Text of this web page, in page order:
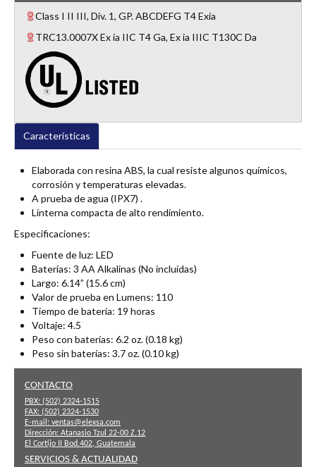
Class I II III, Div. 1, GP. ABCDEFG T4 Exia
TRC13.0007X Ex ia IIC T4 Ga, Ex ia IIIC T130C Da
Características
Elaborada con resina ABS, la cual resiste algunos químicos,
corrosión y temperaturas elevadas.
A prueba de agua (IPX7) .
Linterna compacta de alto rendimiento.
Especificaciones:
Fuente de luz: LED
Baterías: 3 AA Alkalinas (No incluídas)
Largo: 6.14” (15.6 cm)
Valor de prueba en Lumens: 110
Tiempo de batería: 19 horas
Voltaje: 4.5
Peso con baterías: 6.2 oz. (0.18 kg)
Peso sin baterías: 3.7 oz. (0.10 kg)
CONTACTO
PBX: (502) 2324-1515
FAX: (502) 2324-1530
E-mail: ventas@elexsa.com
Dirección: Atanasio Tzul 22-00 Z.12
El Cortijo II Bod.402, Guatemala
SERVICIOS & ACTUALIDAD